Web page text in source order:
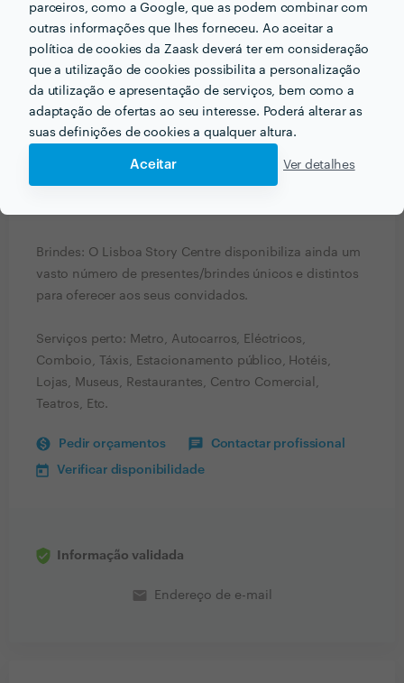
parceiros, como a Google, que as podem combinar com
outras informações que lhes forneceu. Ao aceitar a
política de cookies da Zaask deverá ter em consideração
que a utilização de cookies possibilita a personalização
da utilização e apresentação de serviços, bem como a
adaptação de ofertas ao seu interesse. Poderá alterar as
suas definições de cookies a qualquer altura.
Aceitar Ver detalhes
Exclusividade do espaço: Espaço não exclusivo em
domingo das 10h às 20h. A combinar com o
organizador do evento a permanência no espaço
Serviço de staff e vigilância: A equipa é contratada de
acordo com as necessidades específicas de cada
Brindes: O Lisboa Story Centre disponibiliza ainda um
vasto número de presentes/brindes únicos e distintos
para oferecer aos seus convidados.
Serviços perto: Metro, Autocarros, Eléctricos,
Comboio, Táxis, Estacionamento público, Hotéis,
Lojas, Museus, Restaurantes, Centro Comercial,
Teatros, Etc.
Pedir orçamentos Contactar profissional
Verificar disponibilidade
Informação validada
email Endereço de e-mail